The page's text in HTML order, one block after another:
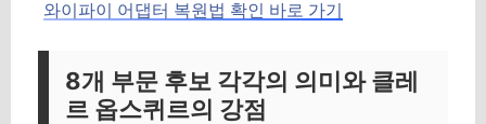
와이파이 어댑터 복원법 확인 바로 가기
8개 부문 후보 각각의 의미와 클레
르 옵스퀴르의 강점